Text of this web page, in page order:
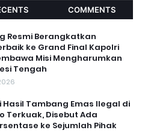
COMMENTS
Resmi Berangkatkan
ke Grand Final Kapolri
Misi Mengharumkan
Tengah
Hasil Tambang Emas Ilegal di
Terkuak, Disebut Ada
ke Sejumlah Pihak